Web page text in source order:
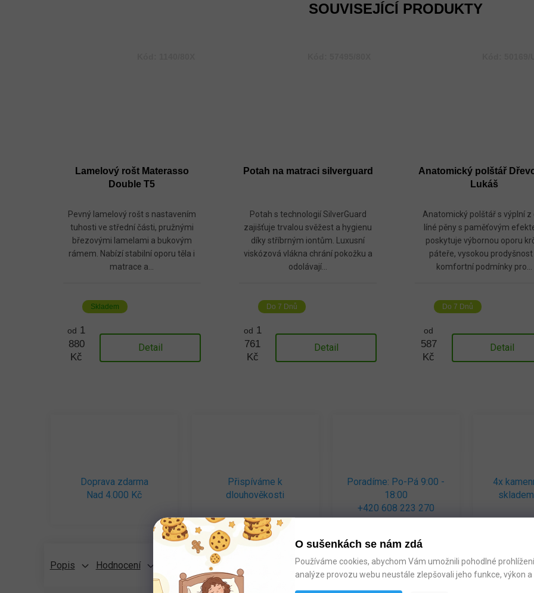
O sušenkách se nám zdá
Používáme cookies, abychom Vám umožnili pohodlné
analýze provozu webu neustále zlepšovali jeho funkce, výkon a
SOUVISEJÍCÍ PRODUKTY
Lamelový rošt Materasso
Double T5
Pevný lamelový rošt s nastavením
tuhosti ve střední části, pružnými
březovými lamelami a bukovým
rámem. Nabízí stabilní oporu těla i
matrace a...
Skladem
od 1
880
Kč
Detail
Potah na matraci silverguard
Potah s technologií SilverGuard
zajišťuje trvalou svěžest a hygienu
díky stříbrným iontům. Luxusní
viskózová vlákna chrání pokožku a
odolávají...
Do 7 Dnů
od 1
761
Kč
Detail
Anatomický polštář
Lukáš
Anatomický polštář s výplní z
líné pěny s paměťovým
poskytuje výbornou oporu
páteře, vysokou prodyšnost
komfortní podmínky pro...
Do 7 Dnů
od
587
Kč
Detail
Doprava zdarma
Nad 4.000 Kč
Přispíváme k
dlouhověkosti
Poradíme: Po-Pá 9:00 -
18:00
+420 608 223 270
4x
Popis Hodnocení